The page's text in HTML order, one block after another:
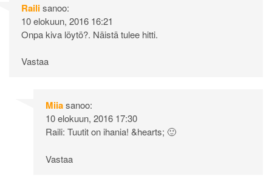
Railisanoo:
10 elokuun, 2016 16:21
Onpa kiva löytö?. Näistä tulee hitti.
Vastaa
Miiasanoo:
10 elokuun, 2016 17:30
Raili: Tuutit on ihania! &hearts; 🙂
Vastaa